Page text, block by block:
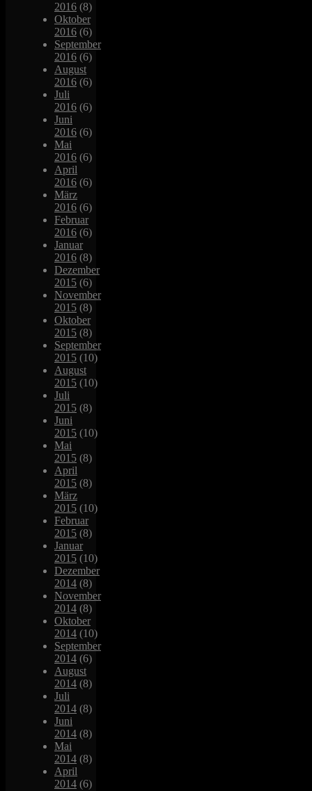
2016 (8)
Oktober
2016 (6)
September
2016 (6)
August
2016 (6)
Juli
2016 (6)
Juni
2016 (6)
Mai
2016 (6)
April
2016 (6)
März
2016 (6)
Februar
2016 (6)
Januar
2016 (8)
Dezember
2015 (6)
November
2015 (8)
Oktober
2015 (8)
September
2015 (10)
August
2015 (10)
Juli
2015 (8)
Juni
2015 (10)
Mai
2015 (8)
April
2015 (8)
März
2015 (10)
Februar
2015 (8)
Januar
2015 (10)
Dezember
2014 (8)
November
2014 (8)
Oktober
2014 (10)
September
2014 (6)
August
2014 (8)
Juli
2014 (8)
Juni
2014 (8)
Mai
2014 (8)
April
2014 (6)